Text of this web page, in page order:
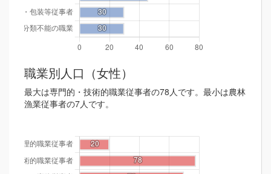
職業別人口（女性）
最大は専門的・技術的職業従事者の78人です。最小は農林
漁業従事者の7人です。